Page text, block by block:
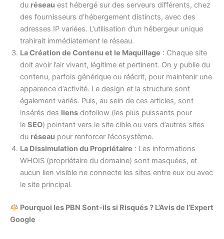
du réseau est hébergé sur des serveurs différents, chez
des fournisseurs d’hébergement distincts, avec des
adresses IP variées. L’utilisation d’un hébergeur unique
trahirait immédiatement le réseau.
La Création de Contenu et le Maquillage : Chaque site
doit avoir l’air vivant, légitime et pertinent. On y publie du
contenu, parfois générique ou réécrit, pour maintenir une
apparence d’activité. Le design et la structure sont
également variés. Puis, au sein de ces articles, sont
insérés des liens dofollow (les plus puissants pour
le SEO) pointant vers le site cible ou vers d’autres sites
du réseau pour renforcer l’écosystème.
La Dissimulation du Propriétaire : Les informations
WHOIS (propriétaire du domaine) sont masquées, et
aucun lien visible ne connecte les sites entre eux ou avec
le site principal.
Pourquoi les PBN Sont-ils si Risqués ? L’Avis de l’Expert
Google